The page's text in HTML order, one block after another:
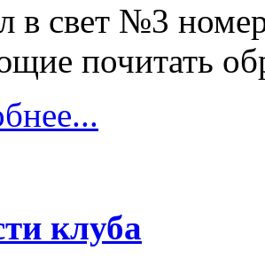
в свет №3
почитать
клуба